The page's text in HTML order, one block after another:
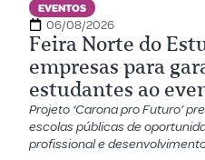
EVENTOS
06/08/2026
Feira Norte do
empresas para
estudantes ao
Projeto ‘Carona pro Futuro’
escolas públicas de
profissional e